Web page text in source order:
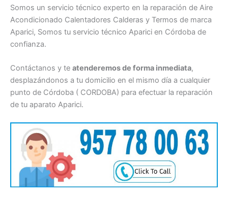
Somos un servicio técnico experto en la reparación de Aire
Acondicionado Calentadores Calderas y Termos de marca
Aparici, Somos tu servicio técnico Aparici en Córdoba de
confianza.
Contáctanos y te atenderemos de forma inmediata,
desplazándonos a tu domicilio en el mismo día a cualquier
punto de Córdoba ( CORDOBA) para efectuar la reparación
de tu aparato Aparici.